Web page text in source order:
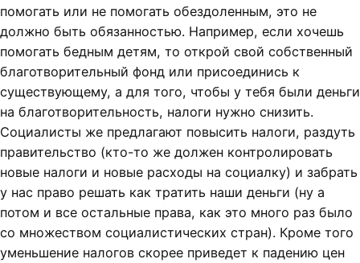
помогать или не помогать обездоленным, это не
должно быть обязанностью. Например, если хочешь
помогать бедным детям, то открой свой собственный
благотворительный фонд или присоединись к
существующему, а для того, чтобы у тебя были деньги
на благотворительность, налоги нужно снизить.
Социалисты же предлагают повысить налоги, раздуть
правительство (кто-то же должен контролировать
новые налоги и новые расходы на социалку) и забрать
у нас право решать как тратить наши деньги (ну а
потом и все остальные права, как это много раз было
со множеством социалистических стран). Кроме того
уменьшение налогов скорее приведет к падению цен